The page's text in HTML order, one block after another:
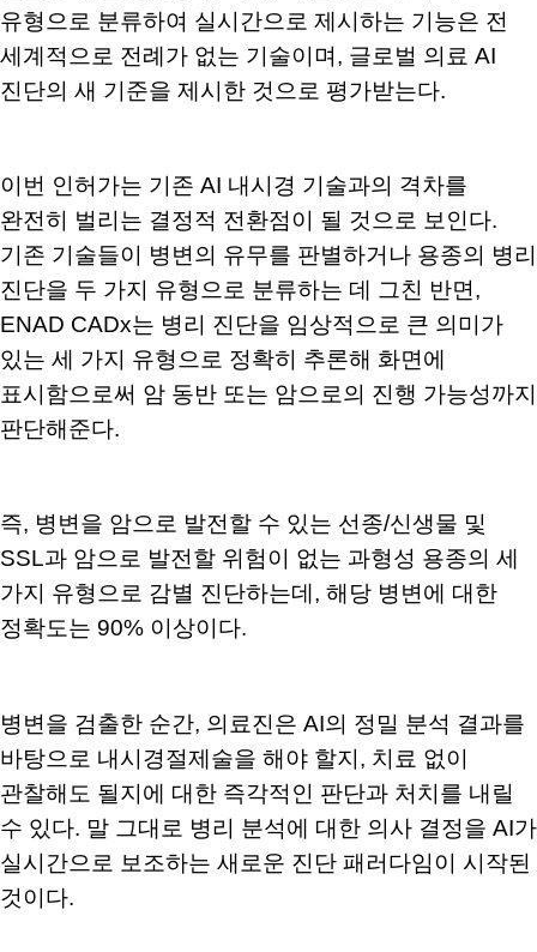
유형으로 분류하여 실시간으로 제시하는 기능은 전
세계적으로 전례가 없는 기술이며, 글로벌 의료 AI
진단의 새 기준을 제시한 것으로 평가받는다.
이번 인허가는 기존 AI 내시경 기술과의 격차를
완전히 벌리는 결정적 전환점이 될 것으로 보인다.
기존 기술들이 병변의 유무를 판별하거나 용종의 병리
진단을 두 가지 유형으로 분류하는 데 그친 반면,
ENAD CADx는 병리 진단을 임상적으로 큰 의미가
있는 세 가지 유형으로 정확히 추론해 화면에
표시함으로써 암 동반 또는 암으로의 진행 가능성까지
판단해준다.
즉, 병변을 암으로 발전할 수 있는 선종/신생물 및
SSL과 암으로 발전할 위험이 없는 과형성 용종의 세
가지 유형으로 감별 진단하는데, 해당 병변에 대한
정확도는 90% 이상이다.
병변을 검출한 순간, 의료진은 AI의 정밀 분석 결과를
바탕으로 내시경절제술을 해야 할지, 치료 없이
관찰해도 될지에 대한 즉각적인 판단과 처치를 내릴
수 있다. 말 그대로 병리 분석에 대한 의사 결정을 AI가
실시간으로 보조하는 새로운 진단 패러다임이 시작된
것이다.